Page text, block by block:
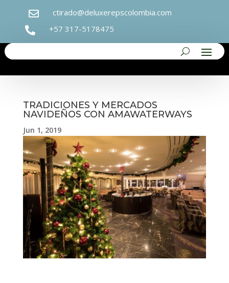
 ctirado@deluxerepscolombia.com
 +57 317-5178475
TRADICIONES Y MERCADOS
NAVIDEÑOS CON AMAWATERWAYS
Jun 1, 2019